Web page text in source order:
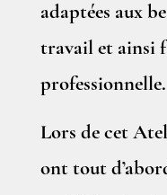
adaptées aux
travail et ainsi
professionnelle.
Lors de cet
ont tout